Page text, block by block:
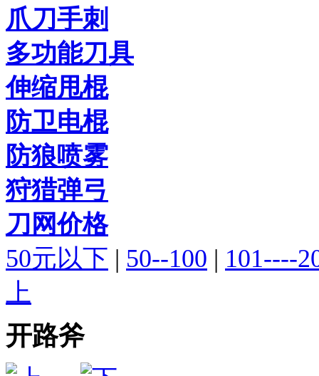
爪刀手刺
多功能刀具
伸缩甩棍
防卫电棍
防狼喷雾
狩猎弹弓
刀网价格
50元以下 | 50--100 | 101----
上
开路斧